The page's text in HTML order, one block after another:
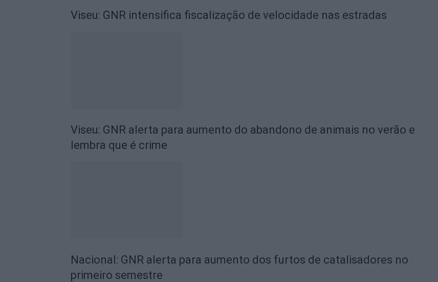
Viseu: GNR intensifica fiscalização de velocidade nas estradas
Viseu: GNR alerta para aumento do abandono de animais no verão e
lembra que é crime
Nacional: GNR alerta para aumento dos furtos de catalisadores no
primeiro semestre